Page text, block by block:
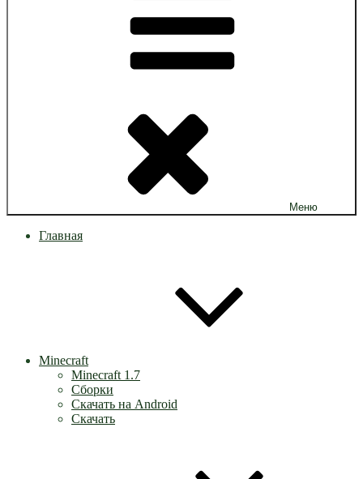
Меню
Главная
Minecraft
Minecraft 1.7
Сборки
Скачать на Android
Скачать